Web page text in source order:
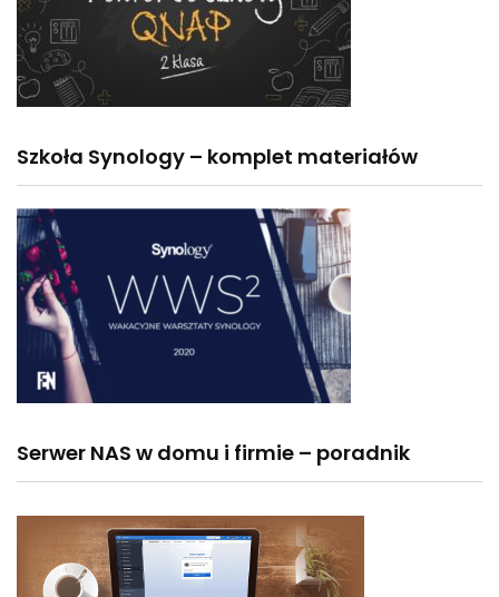
Szkoła Synology – komplet materiałów
Serwer NAS w domu i firmie – poradnik